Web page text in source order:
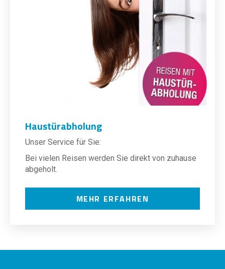
Haustürabholung
Unser Service für Sie:
Bei vielen Reisen werden Sie direkt von zuhause
abgeholt.
MEHR ERFAHREN